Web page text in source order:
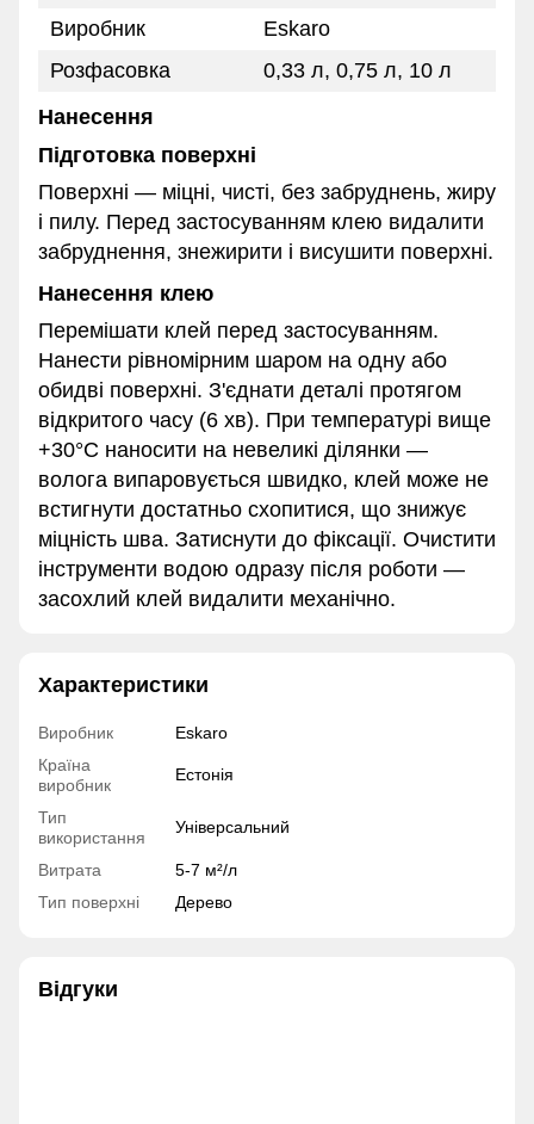
Виробник
Eskaro
Розфасовка
0,33 л, 0,75 л, 10 л
Нанесення
Підготовка поверхні
Поверхні — міцні, чисті, без забруднень, жиру
і пилу. Перед застосуванням клею видалити
забруднення, знежирити і висушити поверхні.
Нанесення клею
Перемішати клей перед застосуванням.
Нанести рівномірним шаром на одну або
обидві поверхні. З'єднати деталі протягом
відкритого часу (6 хв). При температурі вище
+30°C наносити на невеликі ділянки —
волога випаровується швидко, клей може не
встигнути достатньо схопитися, що знижує
міцність шва. Затиснути до фіксації. Очистити
інструменти водою одразу після роботи —
засохлий клей видалити механічно.
Характеристики
Виробник
Eskaro
Країна
виробник
Естонія
Тип
використання
Універсальний
Витрата
5-7 м²/л
Тип поверхні
Дерево
Відгуки